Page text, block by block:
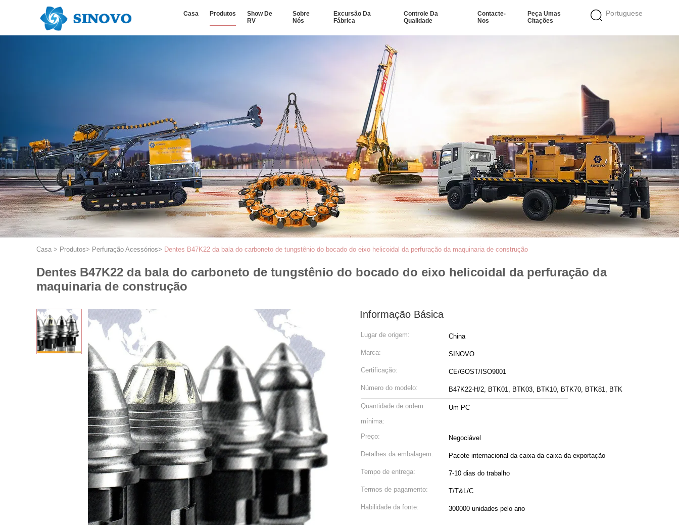
Portuguese
Casa Produtos
Show De
RV
Sobre
Nós
Excursão Da
Fábrica
Controle Da
Qualidade
Contacte-
Nos
Peça Umas
Citações
Casa > Produtos> Perfuração Acessórios> Dentes B47K22 da bala do carboneto de tungstênio do bocado do eixo helicoidal da perfuração da maquinaria de construção
Dentes B47K22 da bala do carboneto de tungstênio do bocado do eixo helicoidal da perfuração da
maquinaria de construção
Informação Básica
Lugar de origem: China
Marca: SINOVO
Certificação: CE/GOST/ISO9001
Número do modelo: B47K22-H/2, BTK01, BTK03, BTK10, BTK70, BTK81, BTK
Quantidade de ordem
mínima:
Um PC
Preço: Negociável
Detalhes da embalagem: Pacote internacional da caixa da caixa da exportação
Tempo de entrega: 7-10 dias do trabalho
Termos de pagamento: T/T&L/C
Habilidade da fonte: 300000 unidades pelo ano